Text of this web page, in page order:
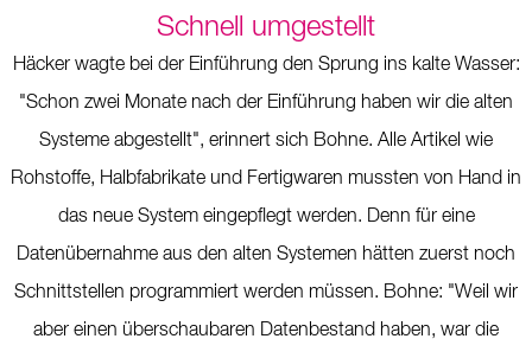
Schnell umgestellt
Häcker wagte bei der Einführung den Sprung ins kalte Wasser:
"Schon zwei Monate nach der Einführung haben wir die alten
Systeme abgestellt", erinnert sich Bohne. Alle Artikel wie
Rohstoffe, Halbfabrikate und Fertigwaren mussten von Hand in
das neue System eingepflegt werden. Denn für eine
Datenübernahme aus den alten Systemen hätten zuerst noch
Schnittstellen programmiert werden müssen. Bohne: "Weil wir
aber einen überschaubaren Datenbestand haben, war die